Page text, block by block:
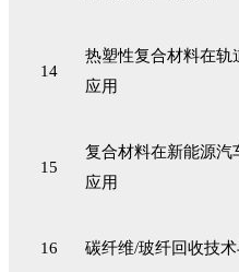
14
热塑性复合材料在轨
应用
15
复合材料在新能源汽
应用
16 碳纤维/玻纤回收技术